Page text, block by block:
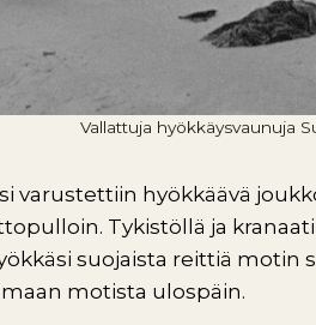
Vallattuja hyökkäysvaunuja
varustettiin hyökkäävä
Tykistöllä ja
suojaista reittiä motin
motista ulospäin.